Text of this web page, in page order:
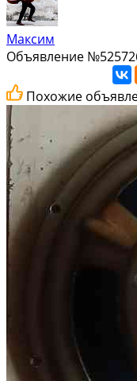
Максим
Объявление
Похожие